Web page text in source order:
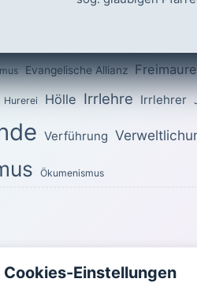
Evangelische Allianz
Hurerei Hölle Irrlehre Irrlehrer
Verführung
Ökumenismus
Cookies-Einstellungen